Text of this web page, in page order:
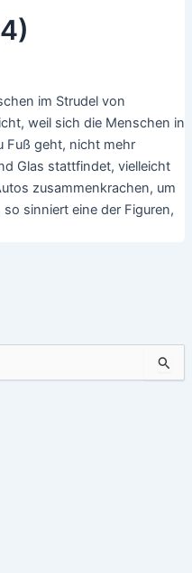
im Strudel von
weil sich die Menschen in
Fuß geht, nicht mehr
Glas stattfindet, vielleicht
zusammenkrachen, um
sinniert eine der Figuren,